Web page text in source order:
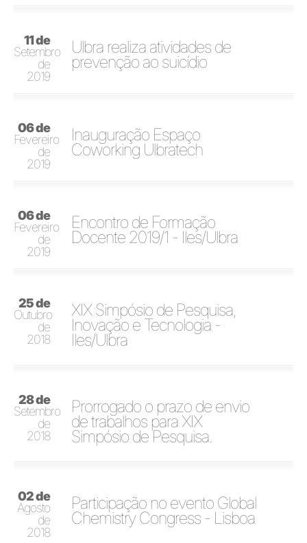
11 de
Setembro
de
2019
Ulbra realiza atividades de
prevenção ao suicídio
06 de
Fevereiro
de
2019
Inauguração Espaço
Coworking Ulbratech
06 de
Fevereiro
de
2019
Encontro de Formação
Docente 2019/1 - Iles/Ulbra
25 de
Outubro
de
2018
XIX Simpósio de Pesquisa,
Inovação e Tecnologia -
Iles/Ulbra
28 de
Setembro
de
2018
Prorrogado o prazo de envio
de trabalhos para XIX
Simpósio de Pesquisa.
02 de
Agosto
de
2018
Participação no evento Global
Chemistry Congress - Lisboa